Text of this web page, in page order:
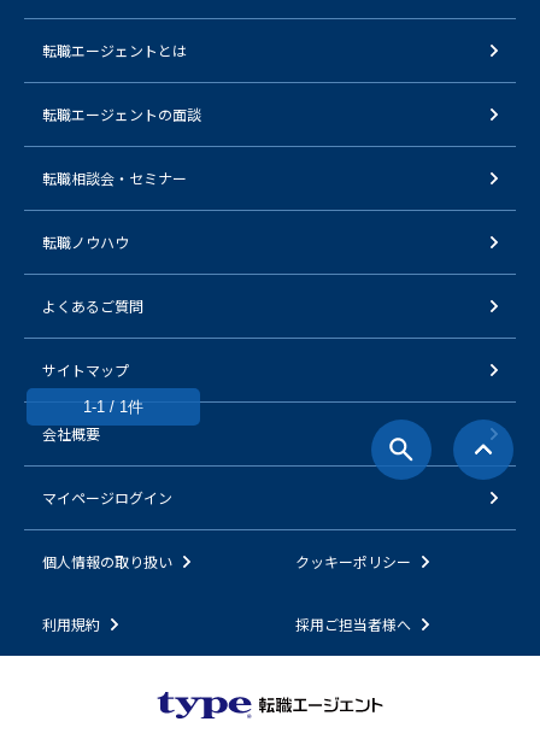
1-1 / 1件
転職エージェントとは
転職エージェントの面談
転職相談会・セミナー
転職ノウハウ
よくあるご質問
サイトマップ
会社概要
マイページログイン
個人情報の取り扱い クッキーポリシー
利用規約 採用ご担当者様へ